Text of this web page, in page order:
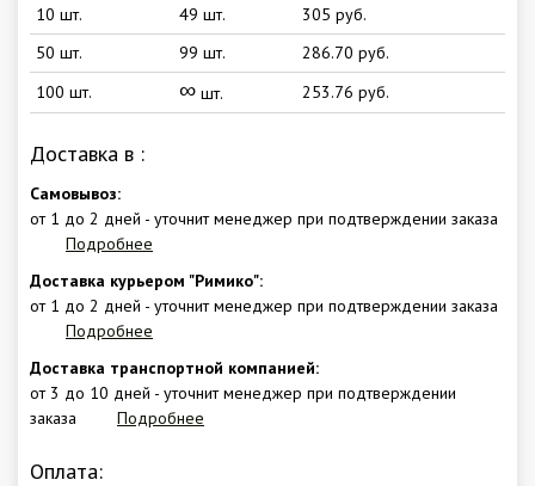
10 шт.
49 шт.
305 руб.
50 шт.
99 шт.
286.70 руб.
100 шт.
∞ шт. 253.76 руб.
Доставка в :
Самовывоз:
от 1 до 2 дней - уточнит менеджер при подтверждении заказа
Подробнее
Доставка курьером "Римико":
от 1 до 2 дней - уточнит менеджер при подтверждении заказа
Подробнее
Доставка транспортной компанией:
от 3 до 10 дней - уточнит менеджер при подтверждении
заказа
Подробнее
Оплата: